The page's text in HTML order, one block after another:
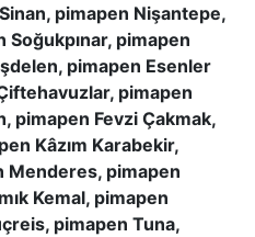
pimapen Nişantepe,
pimapen
pimapen Esenler
pimapen
pimapen Fevzi Çakmak,
Kâzım Karabekir,
Menderes, pimapen
Kemal, pimapen
pimapen Tuna,